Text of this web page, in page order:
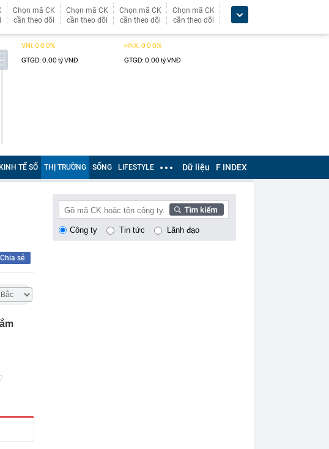
Chọn mã CK
cần theo dõi
Chọn mã CK
cần theo dõi
Chọn mã CK
cần theo dõi
Chọn mã CK
cần theo dõi
KINH TẾ SỐ THỊ TRƯỜNG SỐNG LIFESTYLE Dữ liệu F INDEX
Chia sẻ
Công ty Tin tức Lãnh đạo